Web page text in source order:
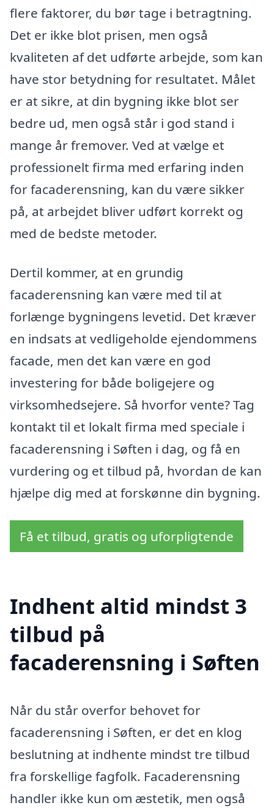
flere faktorer, du bør tage i betragtning.
Det er ikke blot prisen, men også
kvaliteten af det udførte arbejde, som kan
have stor betydning for resultatet. Målet
er at sikre, at din bygning ikke blot ser
bedre ud, men også står i god stand i
mange år fremover. Ved at vælge et
professionelt firma med erfaring inden
for facaderensning, kan du være sikker
på, at arbejdet bliver udført korrekt og
med de bedste metoder.
Dertil kommer, at en grundig
facaderensning kan være med til at
forlænge bygningens levetid. Det kræver
en indsats at vedligeholde ejendommens
facade, men det kan være en god
investering for både boligejere og
virksomhedsejere. Så hvorfor vente? Tag
kontakt til et lokalt firma med speciale i
facaderensning i Søften i dag, og få en
vurdering og et tilbud på, hvordan de kan
hjælpe dig med at forskønne din bygning.
Få et tilbud, gratis og uforpligtende
Indhent altid mindst 3
tilbud på
facaderensning i Søften
Når du står overfor behovet for
facaderensning i Søften, er det en klog
beslutning at indhente mindst tre tilbud
fra forskellige fagfolk. Facaderensning
handler ikke kun om æstetik, men også